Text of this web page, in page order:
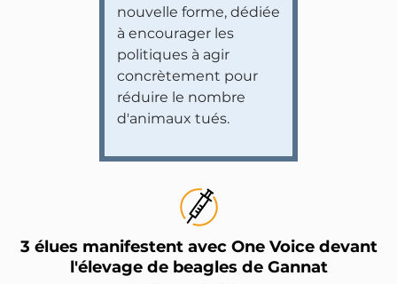
nouvelle forme, dédiée
à encourager les
politiques à agir
concrètement pour
réduire le nombre
d'animaux tués.
3 élues manifestent avec One Voice devant
l'élevage de beagles de Gannat